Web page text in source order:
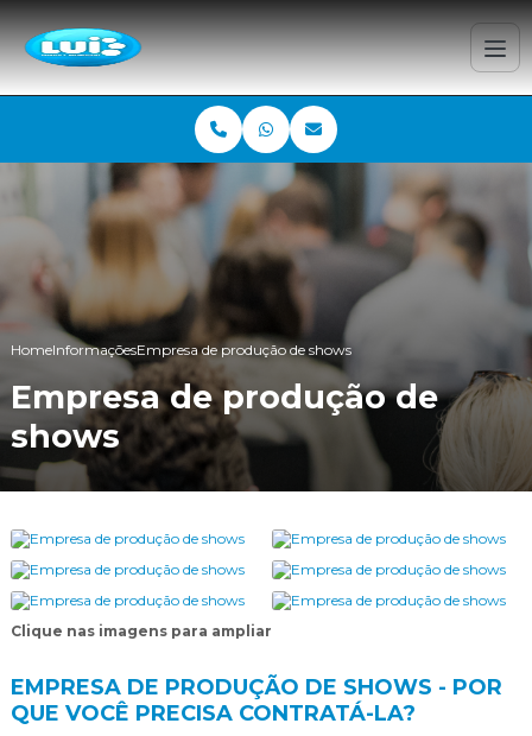
HomeInformaçõesEmpresa de produção de shows
Empresa de produção de
shows
Clique nas imagens para ampliar
EMPRESA DE PRODUÇÃO DE SHOWS - POR
QUE VOCÊ PRECISA CONTRATÁ-LA?